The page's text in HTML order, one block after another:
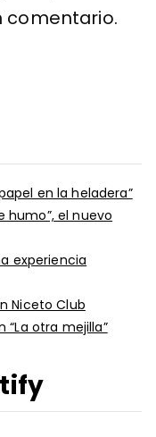
comentario.
en la heladera”
humo”, el nuevo
experiencia
Niceto Club
otra mejilla”